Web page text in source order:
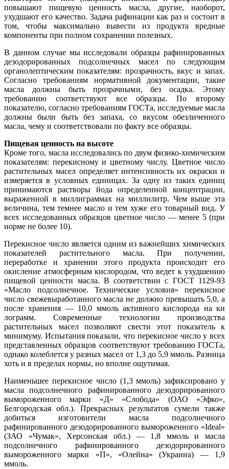
повышают пищевую ценность масла, другие, наоборот,
ухудшают его качество. Задача рафинации как раз и состоит в
том, чтобы максимально вывести из продукта вредные
компоненты при полном сохранении полезных.
В данном случае мы исследовали образцы рафинированных
дезодорированных подсолнечных масел по следующим
органолептическим показателям: прозрачность, вкус и запах.
Согласно требованиям нормативной документации, такие
масла должны быть прозрачными, без осадка. Этому
требованию соответствуют все образцы. По второму
показателю, согласно требованиям ГОСТа, исследуемые масла
должны были быть без запаха, со вкусом обезличенного
масла, чему и соответствовали по факту все образцы.
Пищевая ценность на высоте
Кроме того, масла исследовались по двум физико-химическим
показателям: перекисному и цветному числу. Цветное число
растительных масел определяет интенсивность их окраски и
измеряется в условных единицах. За одну из таких единиц
принимаются растворы йода определенной концентрации,
выраженной в миллиграммах на миллилитр. Чем выше эта
величина, тем темнее масло и тем хуже его товарный вид. У
всех исследованных образцов цветное число — менее 5 (при
норме не более 10).
Перекисное число является одним из важнейших химических
показателей растительного масла. При получении,
переработке и хранении этого продукта происходит его
окисление атмосферным кислородом, что ведет к ухудшению
пищевой ценности масла. В соответствии с ГОСТ 1129-93
«Масло подсолнечное. Технические условия» перекисное
число свежевыработанного масла не должно превышать 5,0, а
после хранения — 10,0 ммоль активного кислорода на ки
лограмм. Современные технологии производства
растительных масел позволяют свести этот показатель к
минимуму. Испытания показали, что перекисное число у всех
представленных образцов соответствуют требованию ГОСТа,
однако колеблется у разных масел от 1,3 до 5,9 ммоль. Разница
хоть и в пределах нормы, но вполне ощутимая.
Наименьшее перекисное число (1,3 ммоль) зафиксировано у
масла подсолнечного рафинированного дезодорированного
вымороженного марки «Д» «Слобода» (ОАО «Эфко»,
Белгородская обл.). Прекрасных результатов сумели также
добиться изготовители масла подсолнечного
рафинированного дезодорированного вымороженного «Ideal»
(ЗАО «Чумак», Херсонская обл.) — 1,8 ммоль и масла
подсолнечного рафинированного дезодорированного
вымороженного марки «П», «Олейна» (Украина) — 1,9
ммоль.